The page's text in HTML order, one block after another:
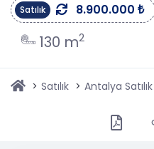
Satılık 8.900.000 ₺
130 m2
Satılık Antalya Satılık